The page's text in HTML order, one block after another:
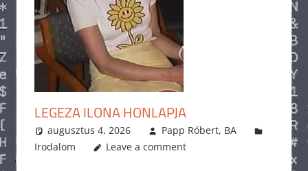
LEGEZA ILONA HONLAPJA
augusztus 4, 2026
Papp Róbert, BA
Irodalom
Leave a comment